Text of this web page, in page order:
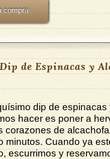
compra
de Espinacas y
dip de
hacer es poner a
corazones de
minutos. Cuando ya
escurrimos y